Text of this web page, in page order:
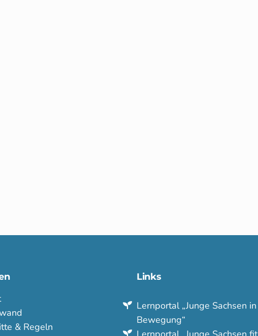
& Regeln
Links
Lern­portal „Junge Sachsen in
Bewegung“